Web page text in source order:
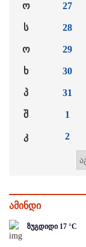
ო
ს
ო
ხ
პ
შ
კ
27
28
29
30
31
1
2
ამინდი
ზუგდიდი 17 °C